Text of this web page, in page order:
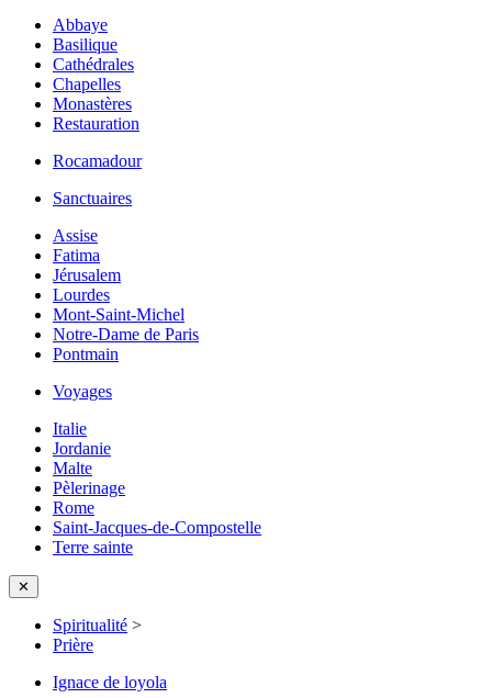
Abbaye
Basilique
Cathédrales
Chapelles
Monastères
Restauration
Rocamadour
Sanctuaires
Assise
Fatima
Jérusalem
Lourdes
Mont-Saint-Michel
Notre-Dame de Paris
Pontmain
Voyages
Italie
Jordanie
Malte
Pèlerinage
Rome
Saint-Jacques-de-Compostelle
Terre sainte
✕
Spiritualité >
Prière
Ignace de loyola